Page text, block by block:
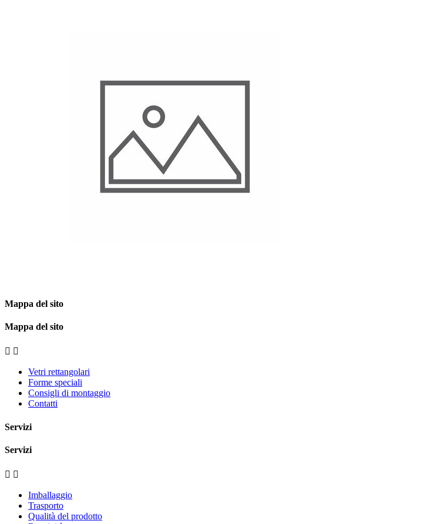
Mappa del sito
Mappa del sito
 
Vetri rettangolari
Forme speciali
Consigli di montaggio
Contatti
Servizi
Servizi
 
Imballaggio
Trasporto
Qualità del prodotto